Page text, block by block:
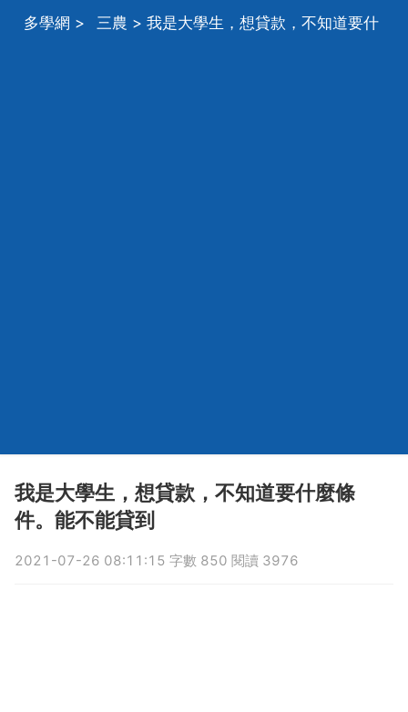
多學網 > 三農 > 我是大學生，想貸款，不知道要什
我是大學生，想貸款，不知道要什麼條
件。能不能貸到
2021-07-26 08:11:15 字數 850 閱讀 3976